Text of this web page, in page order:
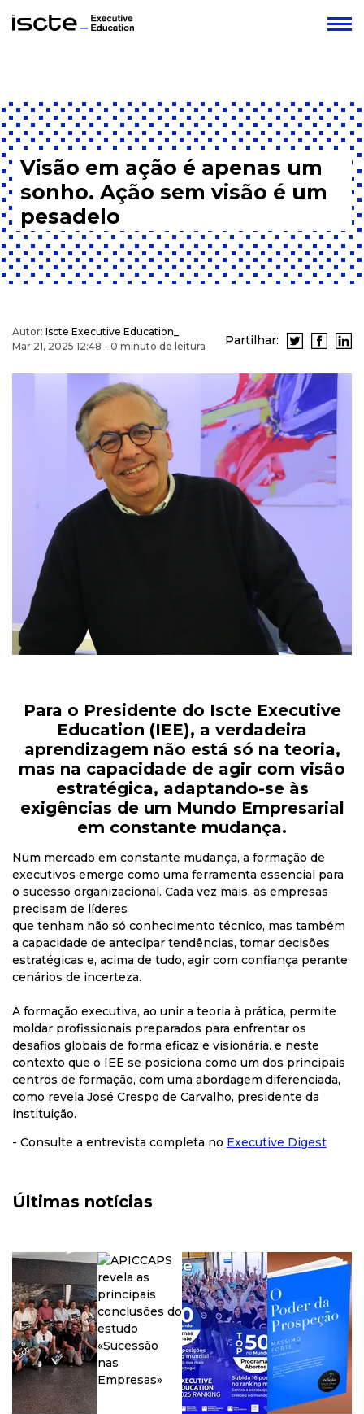
Visão em ação é apenas um
sonho. Ação sem visão é um
pesadelo
Autor: Iscte Executive Education_
Mar 21, 2025 12:48 - 0 minuto de leitura
Partilhar:
Para o Presidente do Iscte Executive
Education (IEE), a verdadeira
aprendizagem não está só na teoria,
mas na capacidade de agir com visão
estratégica, adaptando-se às
exigências de um Mundo Empresarial
em constante mudança.
Num mercado em constante mudança, a formação de
executivos emerge como uma ferramenta essencial para
o sucesso organizacional. Cada vez mais, as empresas
precisam de líderes
que tenham não só conhecimento técnico, mas também
a capacidade de antecipar tendências, tomar decisões
estratégicas e, acima de tudo, agir com confiança perante
cenários de incerteza.
A formação executiva, ao unir a teoria à prática, permite
moldar profissionais preparados para enfrentar os
desafios globais de forma eficaz e visionária. e neste
contexto que o IEE se posiciona como um dos principais
centros de formação, com uma abordagem diferenciada,
como revela José Crespo de Carvalho, presidente da
instituição.
- Consulte a entrevista completa no Executive Digest
Últimas notícias